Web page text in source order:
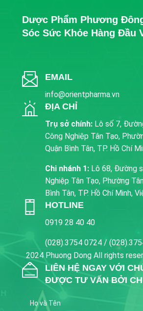
Dược Phẩm Phương
Sóc Sức Khỏe Hàng Đầu
EMAIL
info@orientpharma.vn
ĐỊA CHỈ
Trụ sở chính:Lô số 7,
Công Nghiệp Tân Tạo,
Quận Bình Tân, TP. Hồ Chí
Chi nhánh 1:Lô 68, Đường
Nghiệp Tân Tạo, Phường
Bình Tân, TP. Hồ Chí Minh,
HOTLINE
0919 28 40 40
(028).3754 0724 /
2024 Phuong Dong All rights
LIÊN HỆ NGAY VỚI
ĐƯỢC TƯ VẤN BỞI